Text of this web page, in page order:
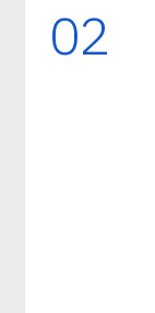
02